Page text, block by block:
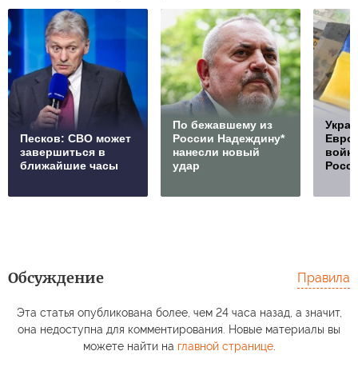
Песков: СВО может
завершиться в
ближайшие часы
По бежавшему из
России Надеждину*
нанесли новый
удар
Обсуждение Правила
Эта статья опубликована более, чем 24 часа назад, а значит,
она недоступна для комментирования. Новые материалы вы
можете найти на главной странице.